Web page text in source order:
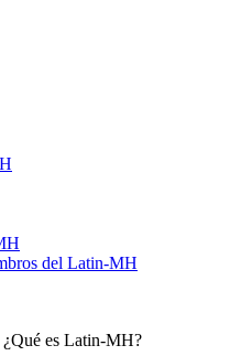
del Latin-MH
¿Qué es Latin-MH?